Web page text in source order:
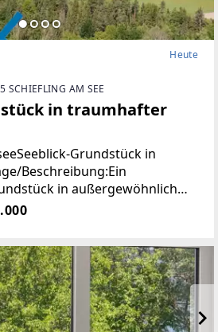
Heute
SCHIEFLING AM SEE
in traumhafter
Grundstück in
Beschreibung:Ein
in außergewöhnlich
mit beeindruckendem
und die umliegende